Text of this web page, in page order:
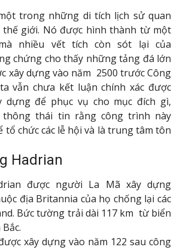
trong những di tích lịch sử quan
giới. Nó được hình thành từ một
nhiều vết tích còn sót lại của
chứng cho thấy những tảng đá lớn
xây dựng vào năm 2500 trước Công
vẫn chưa kết luận chính xác được
dựng để phục vụ cho mục đích gì,
thông thái tin rằng công trình này
tổ chức các lễ hội và là trung tâm tôn
Hadrian
được người La Mã xây dựng
địa Britannia của họ chống lại các
Bức tường trải dài 117 km từ biển
xây dựng vào năm 122 sau công